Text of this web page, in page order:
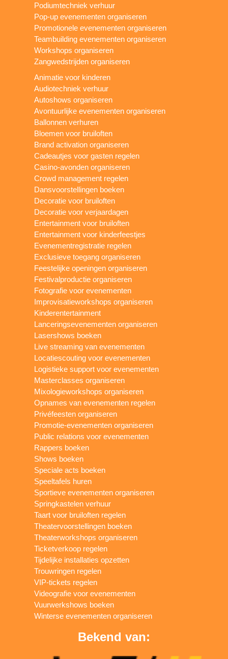
Podiumtechniek verhuur
Pop-up evenementen organiseren
Promotionele evenementen organiseren
Teambuilding evenementen organiseren
Workshops organiseren
Zangwedstrijden organiseren
Animatie voor kinderen
Audiotechniek verhuur
Autoshows organiseren
Avontuurlijke evenementen organiseren
Ballonnen verhuren
Bloemen voor bruiloften
Brand activation organiseren
Cadeautjes voor gasten regelen
Casino-avonden organiseren
Crowd management regelen
Dansvoorstellingen boeken
Decoratie voor bruiloften
Decoratie voor verjaardagen
Entertainment voor bruiloften
Entertainment voor kinderfeestjes
Evenementregistratie regelen
Exclusieve toegang organiseren
Feestelijke openingen organiseren
Festivalproductie organiseren
Fotografie voor evenementen
Improvisatieworkshops organiseren
Kinderentertainment
Lanceringsevenementen organiseren
Lasershows boeken
Live streaming van evenementen
Locatiescouting voor evenementen
Logistieke support voor evenementen
Masterclasses organiseren
Mixologieworkshops organiseren
Opnames van evenementen regelen
Privéfeesten organiseren
Promotie-evenementen organiseren
Public relations voor evenementen
Rappers boeken
Shows boeken
Speciale acts boeken
Speeltafels huren
Sportieve evenementen organiseren
Springkastelen verhuur
Taart voor bruiloften regelen
Theatervoorstellingen boeken
Theaterworkshops organiseren
Ticketverkoop regelen
Tijdelijke installaties opzetten
Trouwringen regelen
VIP-tickets regelen
Videografie voor evenementen
Vuurwerkshows boeken
Winterse evenementen organiseren
Bekend van: